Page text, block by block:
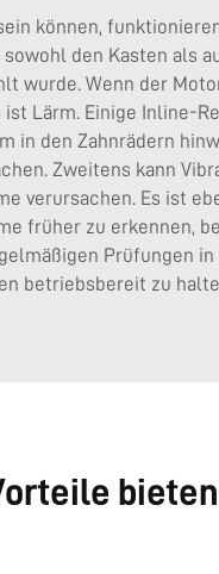
können,
den Kasten als
wurde. Wenn der
Lärm. Einige Inline-
in den Zahnrädern
Zweitens kann
verursachen. Es ist
früher zu erkennen,
Prüfungen
betriebsbereit zu